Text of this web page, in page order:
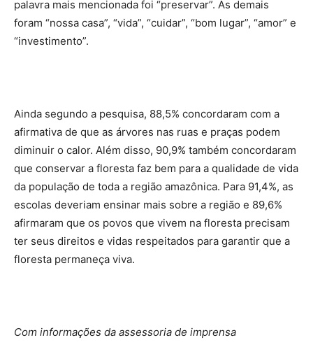
palavra mais mencionada foi “preservar”. As demais
foram “nossa casa”, “vida”, “cuidar”, “bom lugar”, “amor” e
“investimento”.
Ainda segundo a pesquisa, 88,5% concordaram com a
afirmativa de que as árvores nas ruas e praças podem
diminuir o calor. Além disso, 90,9% também concordaram
que conservar a floresta faz bem para a qualidade de vida
da população de toda a região amazônica. Para 91,4%, as
escolas deveriam ensinar mais sobre a região e 89,6%
afirmaram que os povos que vivem na floresta precisam
ter seus direitos e vidas respeitados para garantir que a
floresta permaneça viva.
Com informações da assessoria de imprensa